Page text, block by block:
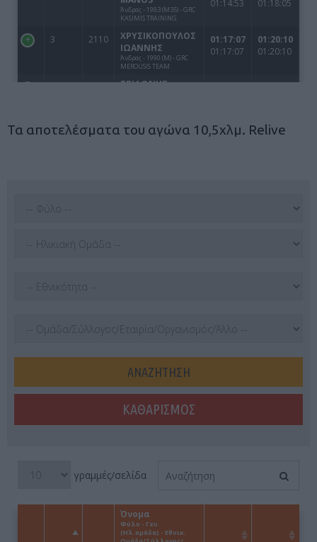
Τα αποτελέσματα του αγώνα 10,5χλμ. Relive